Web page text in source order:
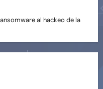
al hackeo de la